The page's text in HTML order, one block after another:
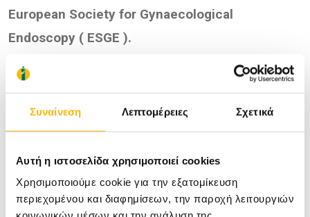
Συναίνεση Λεπτομέρειες Σχετικά
Αυτή η ιστοσελίδα χρησιμοποιεί cookies
Χρησιμοποιούμε cookie για την εξατομίκευση
περιεχομένου και διαφημίσεων, την παροχή λειτουργιών
European Society for Gynaecological
Endoscopy ( ESGE ).
Το σεμινάριο θα συνοδεύεται από
Πιστοποιητικό Παρακολούθησης και θα
πιστωθούν Μονάδες Συνεχιζόμενης Ιατρικής
Η συμμετοχή́ είναι δωρεάν και οι
ενδιαφερόμενοι μπορούν να υποβάλουν τα